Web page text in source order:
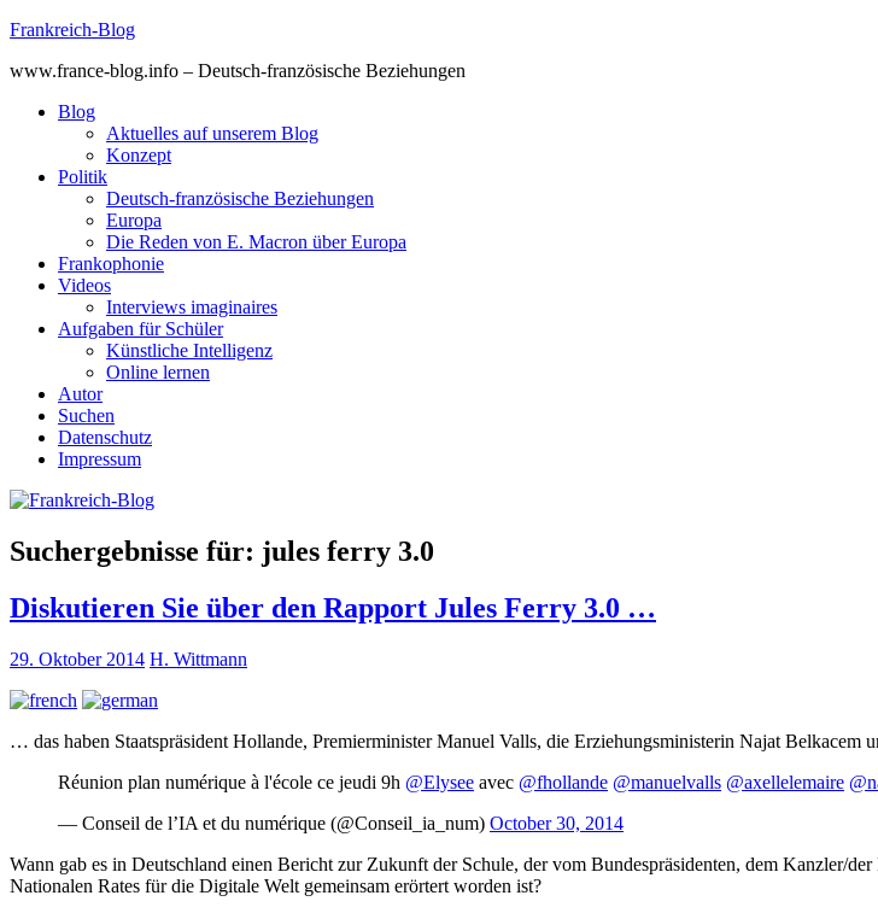
Skip
content
Frankreich-Blog
www.france-blog.info – Deutsch-französische Beziehungen
Blog
Aktuelles auf unserem Blog
Konzept
Politik
Deutsch-französische Beziehungen
Europa
Die Reden von E. Macron über Europa
Frankophonie
Videos
Interviews imaginaires
Aufgaben für Schüler
Künstliche Intelligenz
Online lernen
Autor
Suchen
Datenschutz
Impressum
Suchergebnisse für: jules ferry 3.0
Diskutieren Sie über den Rapport Jules Ferry 3.0 …
29. Oktober 2014 H. Wittmann
… das haben Staatspräsident Hollande, Premierminister Manuel Valls, die Erziehungsministerin Najat Belkacem
Réunion plan numérique à l'école ce jeudi 9h @Elysee avec @fhollande @manuelvalls @axellelemaire
— Conseil de l’IA et du numérique (@Conseil_ia_num) October 30, 2014
Wann gab es in Deutschland einen Bericht zur Zukunft der Schule, der vom Bundespräsidenten, dem Kanzler/
Nationalen Rates für die Digitale Welt gemeinsam erörtert worden ist?